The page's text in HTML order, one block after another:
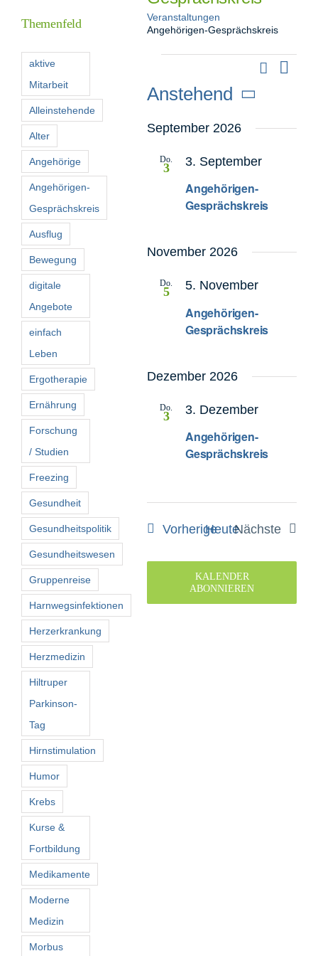
Kontakt
Suche
Veranstaltungen
Angehörigen-Gesprächskreis
Suche
Liste
Anstehend
wählen.
September 2026
Do.
3
Angehörigen-
Gesprächskreis
3. September
November 2026
Do.
5
Angehörigen-
Gesprächskreis
5. November
Dezember 2026
Do.
3
Angehörigen-
Gesprächskreis
3. Dezember
VorherigeVeranstaltungen
HeuteNächste
KALENDER
ABONNIEREN
Themenfeld
aktive
Mitarbeit
Alleinstehende
Alter
Angehörige
Angehörigen-
Gesprächskreis
Ausflug
Bewegung
digitale
Angebote
einfach
Leben
Ergotherapie
Ernährung
Forschung
/ Studien
Freezing
Gesundheit
Gesundheitspolitik
Gesundheitswesen
Gruppenreise
Harnwegsinfektionen
Herzerkrankung
Herzmedizin
Hiltruper
Parkinson-
Tag
Hirnstimulation
Humor
Krebs
Kurse &
Fortbildung
Medikamente
Moderne
Medizin
Morbus